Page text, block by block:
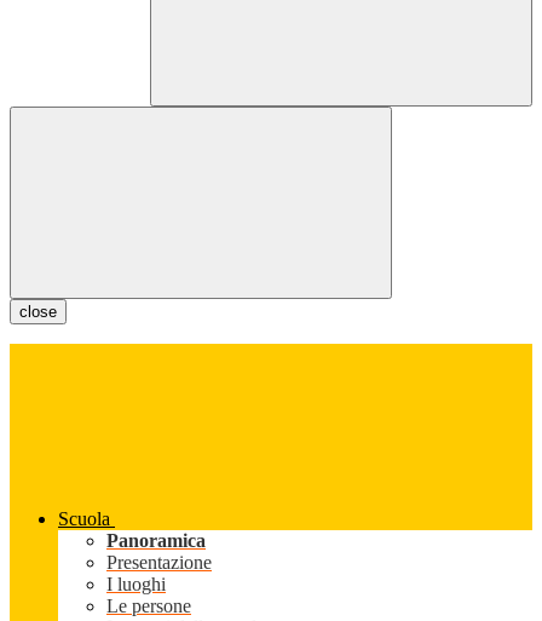
close
Scuola
Panoramica
Presentazione
I luoghi
Le persone